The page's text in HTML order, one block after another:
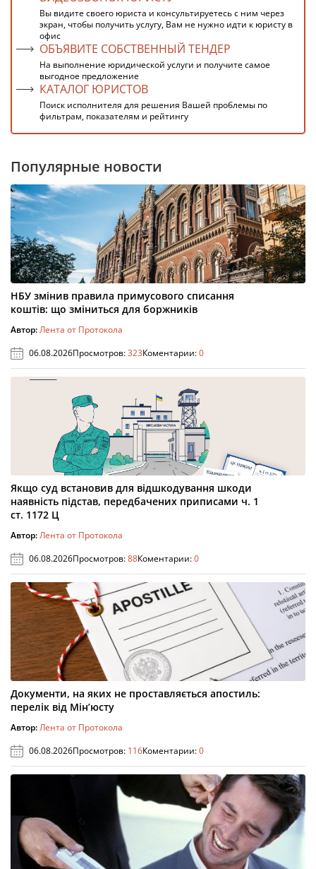
Вы видите своего юриста и консультируетесь с ним через
экран, чтобы получить услугу, Вам не нужно идти к юристу в
офис
ОБЪЯВИТЕ СОБСТВЕННЫЙ ТЕНДЕР
На выполнение юридической услуги и получите самое
выгодное предложение
КАТАЛОГ ЮРИСТОВ
Поиск исполнителя для решения Вашей проблемы по
фильтрам, показателям и рейтингу
Популярные новости
НБУ змінив правила примусового списання
коштів: що зміниться для боржників
Автор:Лента от Протокола
06.08.2026Просмотров:323Коментарии:0
Якщо суд встановив для відшкодування шкоди
наявність підстав, передбачених приписами ч. 1
ст. 1172 Ц
Автор:Лента от Протокола
06.08.2026Просмотров:88Коментарии:0
Документи, на яких не проставляється апостиль:
перелік від Мін’юсту
Автор:Лента от Протокола
06.08.2026Просмотров: 116Коментарии:0